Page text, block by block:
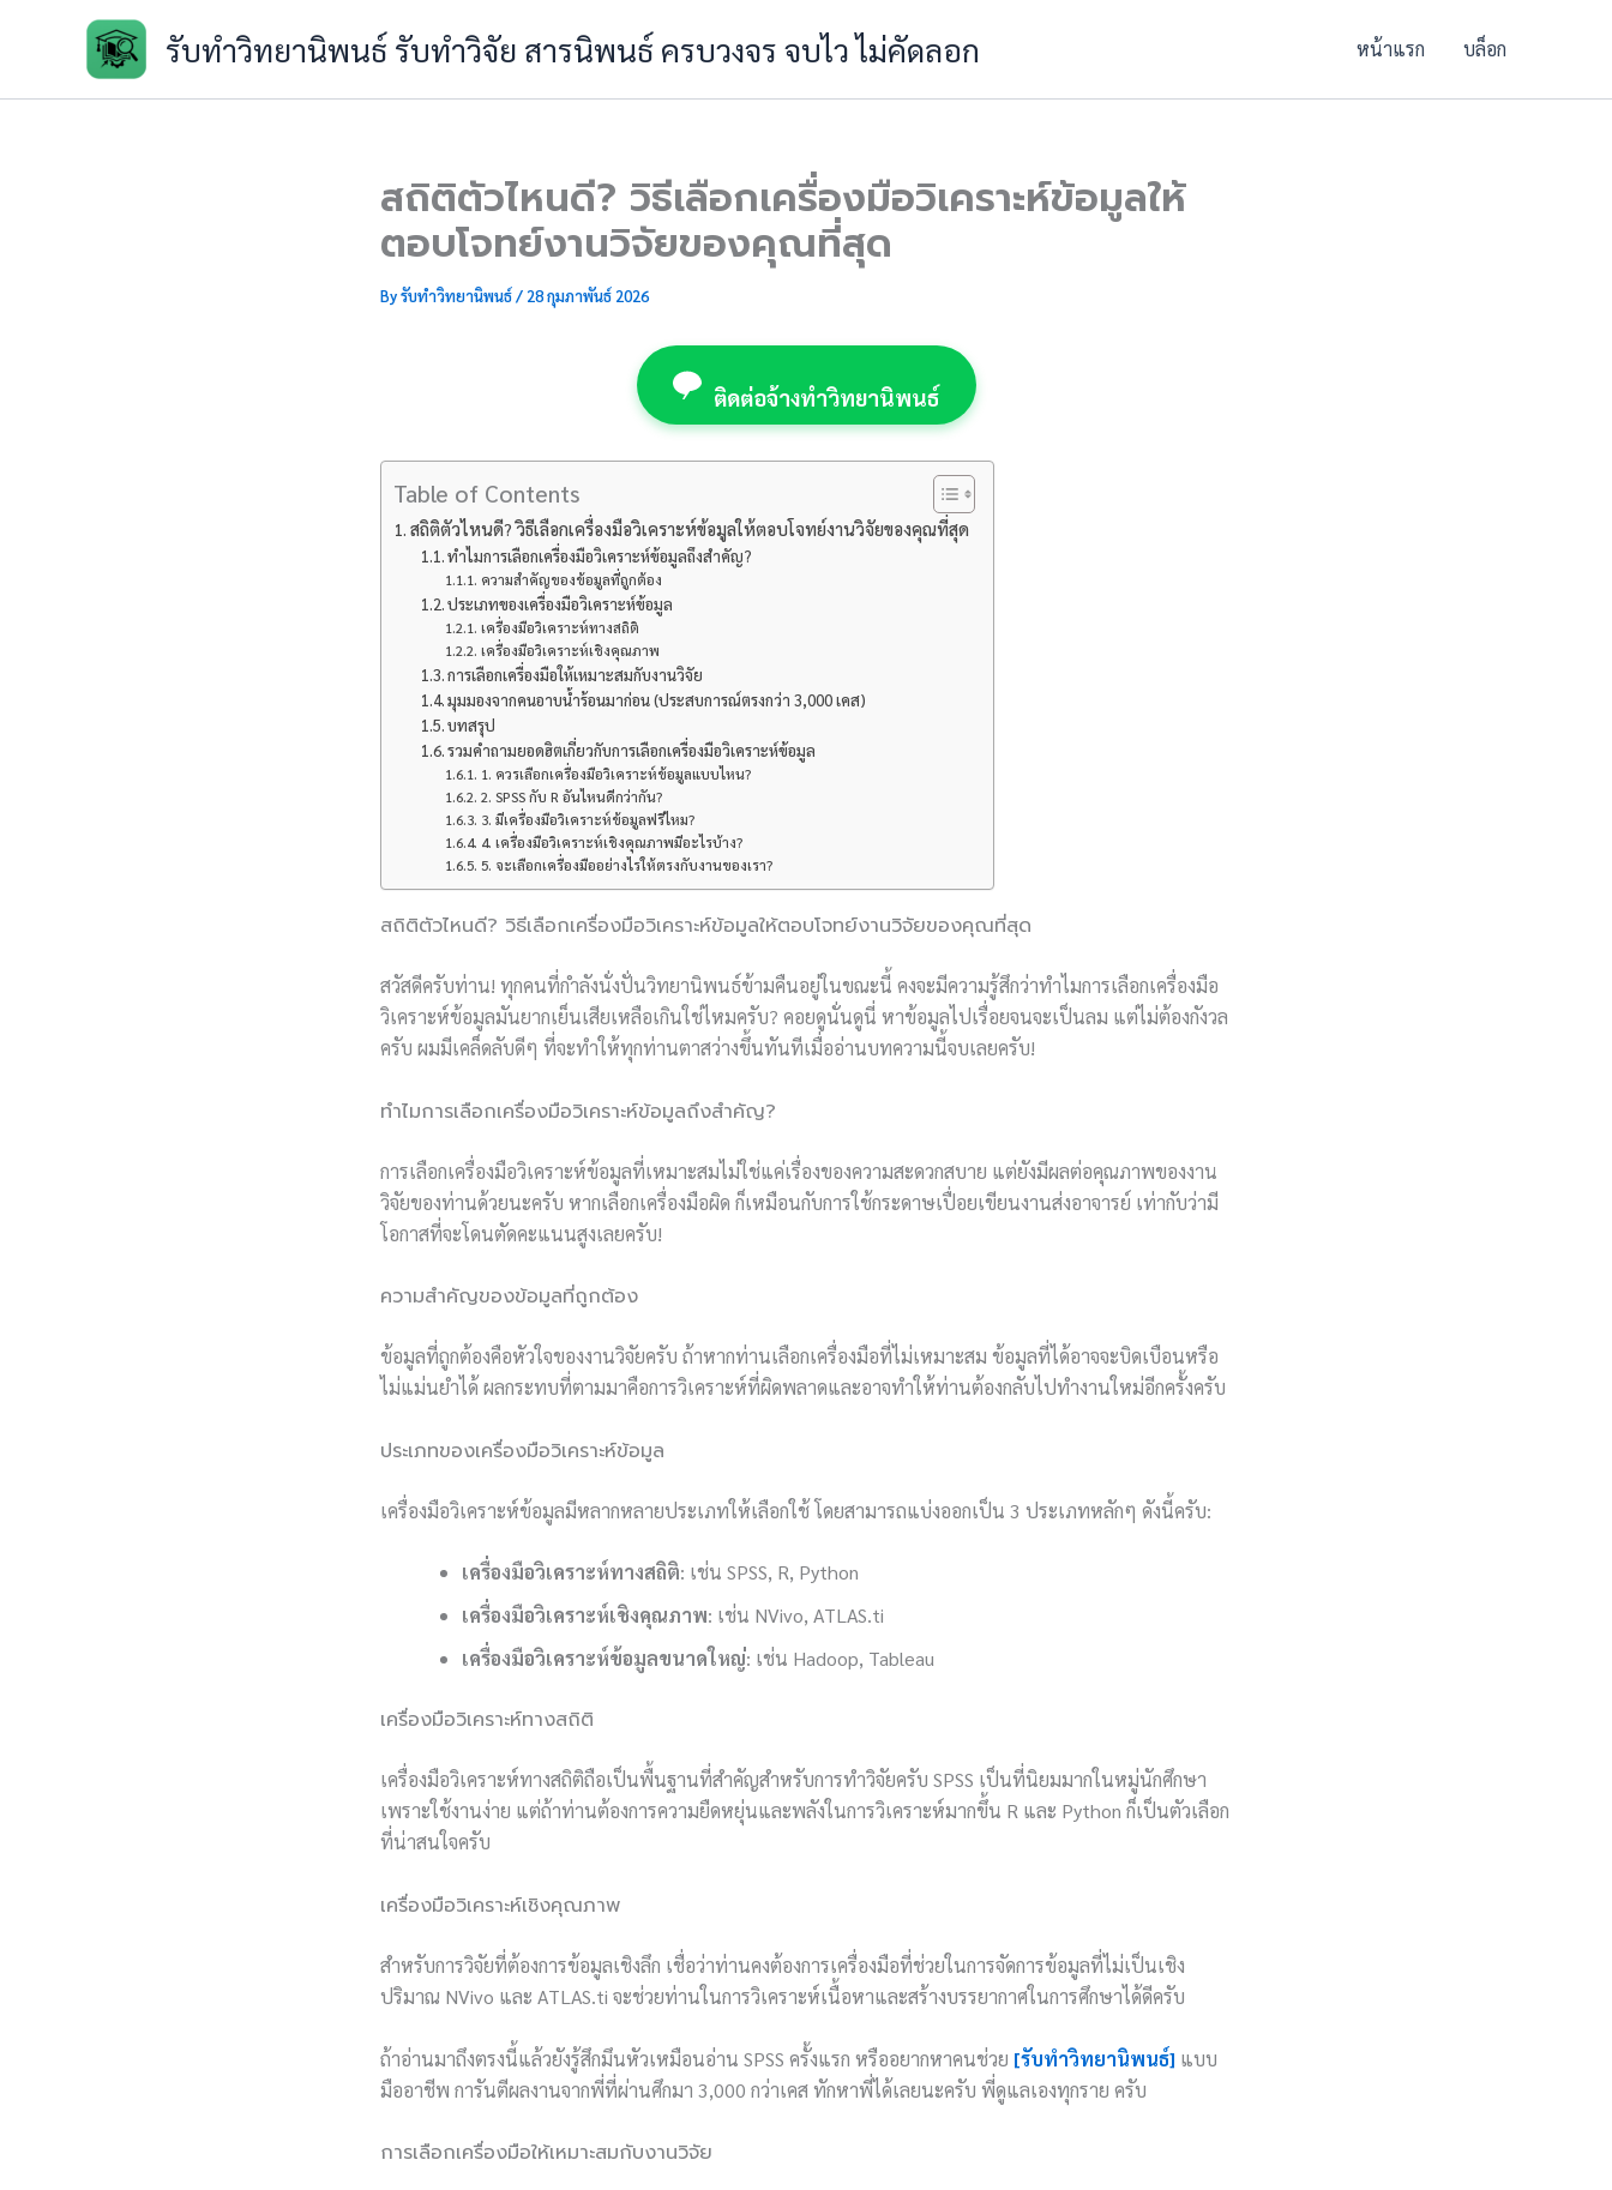
รับทำวิทยานิพนธ์ รับทำวิจัย สารนิพนธ์ ครบวงจร จบไว ไม่คัดลอก หน้าแรก บล็อก
สถิติตัวไหนดี? วิธีเลือกเครื่องมือวิเคราะห์ข้อมูลให้
ตอบโจทย์งานวิจัยของคุณที่สุด
Byรับทำวิทยานิพนธ์/ 28 กุมภาพันธ์ 2026
ติดต่อจ้างทำวิทยานิพนธ์
Table of Contents
สถิติตัวไหนดี? วิธีเลือกเครื่องมือวิเคราะห์ข้อมูลให้ตอบโจทย์งานวิจัยของคุณที่สุด
ทำไมการเลือกเครื่องมือวิเคราะห์ข้อมูลถึงสำคัญ?
ความสำคัญของข้อมูลที่ถูกต้อง
ประเภทของเครื่องมือวิเคราะห์ข้อมูล
เครื่องมือวิเคราะห์ทางสถิติ
เครื่องมือวิเคราะห์เชิงคุณภาพ
การเลือกเครื่องมือให้เหมาะสมกับงานวิจัย
มุมมองจากคนอาบน้ำร้อนมาก่อน (ประสบการณ์ตรงกว่า 3,000 เคส)
บทสรุป
รวมคำถามยอดฮิตเกี่ยวกับการเลือกเครื่องมือวิเคราะห์ข้อมูล
1. ควรเลือกเครื่องมือวิเคราะห์ข้อมูลแบบไหน?
2. SPSS กับ R อันไหนดีกว่ากัน?
3. มีเครื่องมือวิเคราะห์ข้อมูลฟรีไหม?
4. เครื่องมือวิเคราะห์เชิงคุณภาพมีอะไรบ้าง?
5. จะเลือกเครื่องมืออย่างไรให้ตรงกับงานของเรา?
สถิติตัวไหนดี? วิธีเลือกเครื่องมือวิเคราะห์ข้อมูลให้ตอบโจทย์งานวิจัยของคุณที่สุด
สวัสดีครับท่าน! ทุกคนที่กำลังนั่งปั่นวิทยานิพนธ์ข้ามคืนอยู่ในขณะนี้ คงจะมีความรู้สึกว่าทำไมการเลือกเครื่องมือ
วิเคราะห์ข้อมูลมันยากเย็นเสียเหลือเกินใช่ไหมครับ? คอยดูนั่นดูนี่ หาข้อมูลไปเรื่อยจนจะเป็นลม แต่ไม่ต้องกังวล
ครับ ผมมีเคล็ดลับดีๆ ที่จะทำให้ทุกท่านตาสว่างขึ้นทันทีเมื่ออ่านบทความนี้จบเลยครับ!
ทำไมการเลือกเครื่องมือวิเคราะห์ข้อมูลถึงสำคัญ?
การเลือกเครื่องมือวิเคราะห์ข้อมูลที่เหมาะสมไม่ใช่แค่เรื่องของความสะดวกสบาย แต่ยังมีผลต่อคุณภาพของงาน
วิจัยของท่านด้วยนะครับ หากเลือกเครื่องมือผิด ก็เหมือนกับการใช้กระดาษเปื่อยเขียนงานส่งอาจารย์ เท่ากับว่ามี
โอกาสที่จะโดนตัดคะแนนสูงเลยครับ!
ความสำคัญของข้อมูลที่ถูกต้อง
ข้อมูลที่ถูกต้องคือหัวใจของงานวิจัยครับ ถ้าหากท่านเลือกเครื่องมือที่ไม่เหมาะสม ข้อมูลที่ได้อาจจะบิดเบือนหรือ
ไม่แม่นยำได้ ผลกระทบที่ตามมาคือการวิเคราะห์ที่ผิดพลาดและอาจทำให้ท่านต้องกลับไปทำงานใหม่อีกครั้งครับ
ประเภทของเครื่องมือวิเคราะห์ข้อมูล
เครื่องมือวิเคราะห์ข้อมูลมีหลากหลายประเภทให้เลือกใช้ โดยสามารถแบ่งออกเป็น 3 ประเภทหลักๆ ดังนี้ครับ:
เครื่องมือวิเคราะห์ทางสถิติ: เช่น SPSS, R, Python
เครื่องมือวิเคราะห์เชิงคุณภาพ: เช่น NVivo, ATLAS.ti
เครื่องมือวิเคราะห์ข้อมูลขนาดใหญ่: เช่น Hadoop, Tableau
เครื่องมือวิเคราะห์ทางสถิติ
เครื่องมือวิเคราะห์ทางสถิติถือเป็นพื้นฐานที่สำคัญสำหรับการทำวิจัยครับ SPSS เป็นที่นิยมมากในหมู่นักศึกษา
เพราะใช้งานง่าย แต่ถ้าท่านต้องการความยืดหยุ่นและพลังในการวิเคราะห์มากขึ้น R และ Python ก็เป็นตัวเลือก
ที่น่าสนใจครับ
เครื่องมือวิเคราะห์เชิงคุณภาพ
สำหรับการวิจัยที่ต้องการข้อมูลเชิงลึก เชื่อว่าท่านคงต้องการเครื่องมือที่ช่วยในการจัดการข้อมูลที่ไม่เป็นเชิง
ปริมาณ NVivo และ ATLAS.ti จะช่วยท่านในการวิเคราะห์เนื้อหาและสร้างบรรยากาศในการศึกษาได้ดีครับ
ถ้าอ่านมาถึงตรงนี้แล้วยังรู้สึกมึนหัวเหมือนอ่าน SPSS ครั้งแรก หรืออยากหาคนช่วย [รับทำวิทยานิพนธ์] แบบ
มืออาชีพ การันตีผลงานจากพี่ที่ผ่านศึกมา 3,000 กว่าเคส ทักหาพี่ได้เลยนะครับ พี่ดูแลเองทุกราย ครับ
การเลือกเครื่องมือให้เหมาะสมกับงานวิจัย